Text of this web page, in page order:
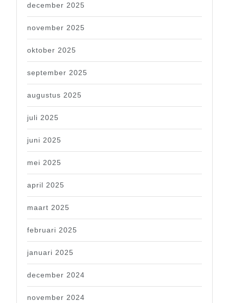
december 2025
november 2025
oktober 2025
september 2025
augustus 2025
juli 2025
juni 2025
mei 2025
april 2025
maart 2025
februari 2025
januari 2025
december 2024
november 2024